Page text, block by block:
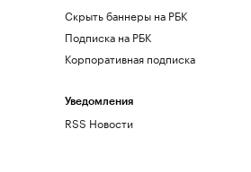
Скрыть баннеры на РБК
Подписка на РБК
Корпоративная подписка
Уведомления
RSS Новости